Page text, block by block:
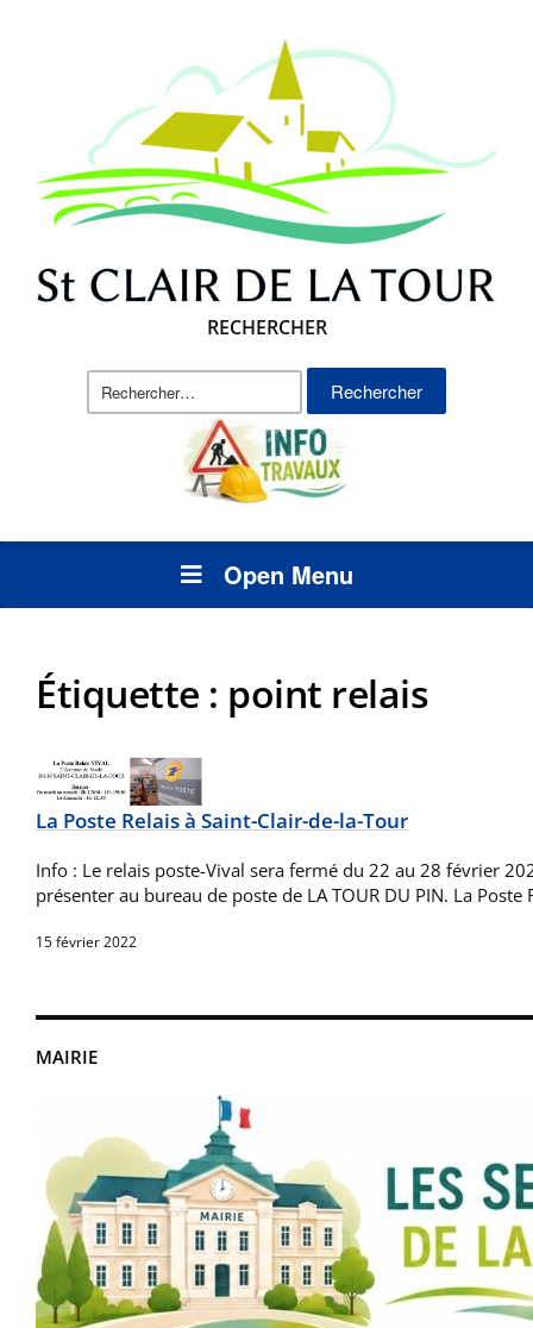
RECHERCHER
Rechercher :
Open Menu
MAIRIE
Étiquette : point relais
La Poste Relais à Saint-Clair-de-la-Tour
Info : Le relais poste-Vival sera fermé du 22 au 28 février
présenter au bureau de poste de LA TOUR DU PIN. La Poste
15 février 2022